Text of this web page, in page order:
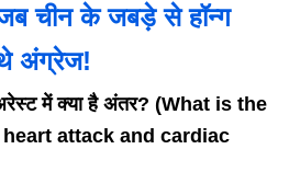
चीन के जबड़े से हॉन्ग
थे अंग्रेज!
में क्‍या है अंतर? (What is the
attack and cardiac